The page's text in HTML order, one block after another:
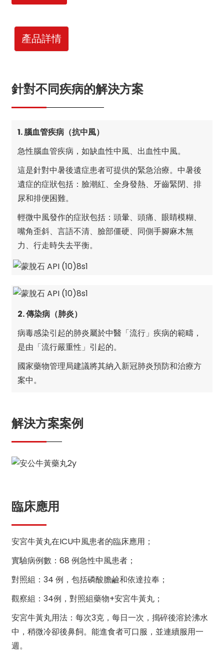
產品詳情
針對不同疾病的解決方案
1. 腦血管疾病（抗中風）
急性腦血管疾病，如缺血性中風、出血性中風。
這是針對中暑後遺症患者可提供的緊急治療。中暑後
遺症的症狀包括：臉潮紅、全身發熱、牙齒緊閉、排
尿和排便困難。
輕微中風發作的症狀包括：頭暈、頭痛、眼睛模糊、
嘴角歪斜、言語不清、臉部僵硬、同側手腳麻木無
力、行走時失去平衡。
2. 傳染病（肺炎）
病毒感染引起的肺炎屬於中醫「流行」疾病的範疇，
是由「流行嚴重性」引起的。
國家藥物管理局建議將其納入新冠肺炎預防和治療方
案中。
解決方案案例
臨床應用
安宮牛黃丸在ICU中風患者的臨床應用；
實驗病例數：68 例急性中風患者；
對照組：34 例，包括磷酸膽鹼和依達拉奉；
觀察組：34例，對照組藥物+安宮牛黃丸；
安宮牛黃丸用法：每次3克，每日一次，搗碎後溶於沸水
中，稍微冷卻後鼻飼。能進食者可口服，並連續服用一
週。